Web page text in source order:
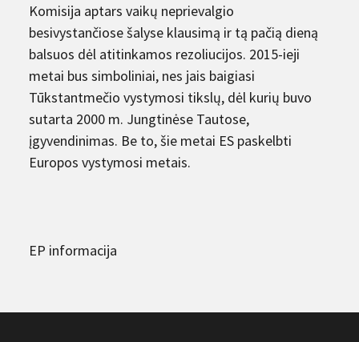
Komisija aptars vaikų neprievalgio
besivystančiose šalyse klausimą ir tą pačią dieną
balsuos dėl atitinkamos rezoliucijos. 2015-ieji
metai bus simboliniai, nes jais baigiasi
Tūkstantmečio vystymosi tikslų, dėl kurių buvo
sutarta 2000 m. Jungtinėse Tautose,
įgyvendinimas. Be to, šie metai ES paskelbti
Europos vystymosi metais.
EP informacija